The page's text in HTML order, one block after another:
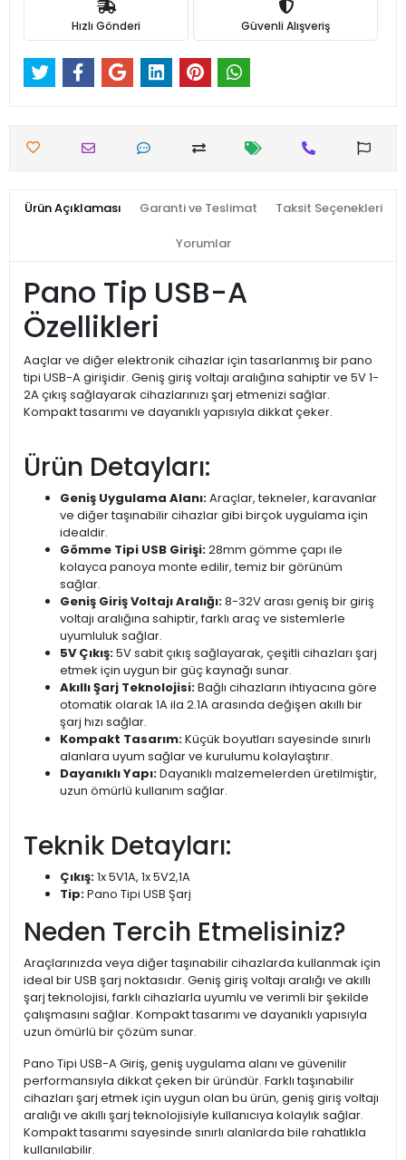
Hızlı Gönderi Güvenli Alışveriş
Ürün Açıklaması Garanti ve Teslimat Taksit Seçenekleri
Yorumlar
Pano Tip USB-A
Özellikleri
Aaçlar ve diğer elektronik cihazlar için tasarlanmış bir pano
tipi USB-A girişidir. Geniş giriş voltajı aralığına sahiptir ve 5V 1-
2A çıkış sağlayarak cihazlarınızı şarj etmenizi sağlar.
Kompakt tasarımı ve dayanıklı yapısıyla dikkat çeker.
Ürün Detayları:
Geniş Uygulama Alanı:Araçlar, tekneler, karavanlar
ve diğer taşınabilir cihazlar gibi birçok uygulama için
idealdir.
Gömme Tipi USB Girişi:28mm gömme çapı ile
kolayca panoya monte edilir, temiz bir görünüm
sağlar.
Geniş Giriş Voltajı Aralığı:8-32V arası geniş bir giriş
voltajı aralığına sahiptir, farklı araç ve sistemlerle
uyumluluk sağlar.
5V Çıkış:5V sabit çıkış sağlayarak, çeşitli cihazları şarj
etmek için uygun bir güç kaynağı sunar.
Akıllı Şarj Teknolojisi:Bağlı cihazların ihtiyacına göre
otomatik olarak 1A ila 2.1A arasında değişen akıllı bir
şarj hızı sağlar.
Kompakt Tasarım:Küçük boyutları sayesinde sınırlı
alanlara uyum sağlar ve kurulumu kolaylaştırır.
Dayanıklı Yapı:Dayanıklı malzemelerden üretilmiştir,
uzun ömürlü kullanım sağlar.
Teknik Detayları:
Çıkış:1x 5V1A, 1x 5V2,1A
Tip:Pano Tipi USB Şarj
Neden Tercih Etmelisiniz?
Araçlarınızda veya diğer taşınabilir cihazlarda kullanmak için
ideal bir USB şarj noktasıdır. Geniş giriş voltajı aralığı ve akıllı
şarj teknolojisi, farklı cihazlarla uyumlu ve verimli bir şekilde
çalışmasını sağlar. Kompakt tasarımı ve dayanıklı yapısıyla
uzun ömürlü bir çözüm sunar.
Pano Tipi USB-A Giriş, geniş uygulama alanı ve güvenilir
performansıyla dikkat çeken bir üründür. Farklı taşınabilir
cihazları şarj etmek için uygun olan bu ürün, geniş giriş voltajı
aralığı ve akıllı şarj teknolojisiyle kullanıcıya kolaylık sağlar.
Kompakt tasarımı sayesinde sınırlı alanlarda bile rahatlıkla
kullanılabilir.